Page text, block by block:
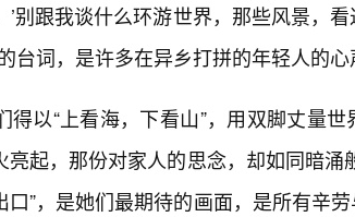
别跟我谈什么环游世界，那些风景，
台词，是许多在异乡打拼的年轻人的心
得以“上看海，下看山”，用双脚丈量
起，那份对家人的思念，却如同暗涌
”，是她们最期待的画面，是所有辛